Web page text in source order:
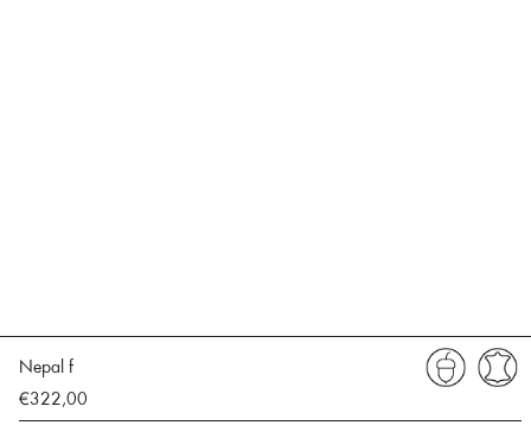
Nepal f
€322,00